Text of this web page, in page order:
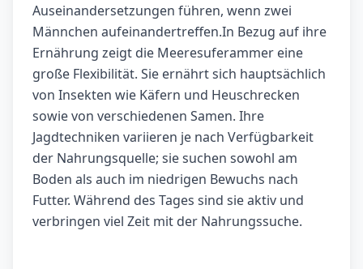
Auseinandersetzungen führen, wenn zwei
Männchen aufeinandertreffen.In Bezug auf ihre
Ernährung zeigt die Meeresuferammer eine
große Flexibilität. Sie ernährt sich hauptsächlich
von Insekten wie Käfern und Heuschrecken
sowie von verschiedenen Samen. Ihre
Jagdtechniken variieren je nach Verfügbarkeit
der Nahrungsquelle; sie suchen sowohl am
Boden als auch im niedrigen Bewuchs nach
Futter. Während des Tages sind sie aktiv und
verbringen viel Zeit mit der Nahrungssuche.